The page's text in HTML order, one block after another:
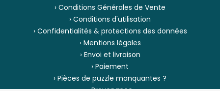
› Conditions Générales de Vente
› Conditions d'utilisation
› Confidentialités & protections des données
› Mentions légales
› Envoi et livraison
› Paiement
› Pièces de puzzle manquantes ?